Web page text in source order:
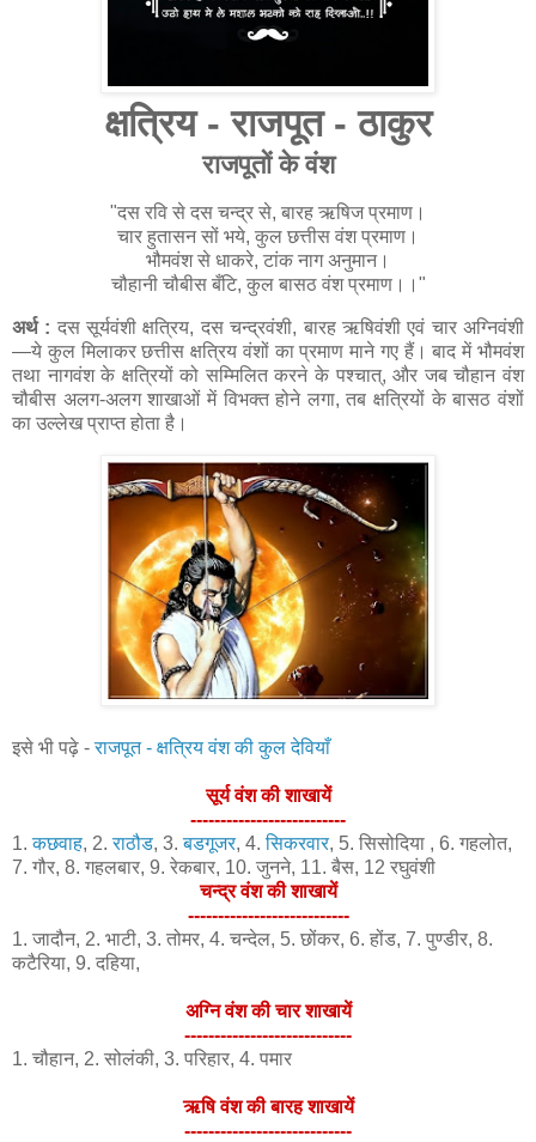
क्षत्रिय - राजपूत - ठाकुर
राजपूतों के वंश
"दस रवि से दस चन्द्र से, बारह ऋषिज प्रमाण।
चार हुतासन सों भये, कुल छत्तीस वंश प्रमाण।
भौमवंश से धाकरे, टांक नाग अनुमान।
चौहानी चौबीस बँटि, कुल बासठ वंश प्रमाण।।"
अर्थ : दस सूर्यवंशी क्षत्रिय, दस चन्द्रवंशी, बारह ऋषिवंशी एवं चार अग्निवंशी
—ये कुल मिलाकर छत्तीस क्षत्रिय वंशों का प्रमाण माने गए हैं। बाद में भौमवंश
तथा नागवंश के क्षत्रियों को सम्मिलित करने के पश्चात्, और जब चौहान वंश
चौबीस अलग-अलग शाखाओं में विभक्त होने लगा, तब क्षत्रियों के बासठ वंशों
का उल्लेख प्राप्त होता है।
इसे भी पढ़े -राजपूत - क्षत्रिय वंश की कुल देवियाँ
सूर्य वंश की शाखायें
--------------------------
1.कछवाह, 2.राठौड, 3.बडगूजर, 4.सिकरवार, 5. सिसोदिया , 6. गहलोत,
7. गौर, 8. गहलबार, 9. रेकबार, 10. जुनने, 11. बैस, 12 रघुवंशी
चन्द्र वंश की शाखायें
---------------------------
1. जादौन, 2. भाटी, 3. तोमर, 4. चन्देल, 5. छोंकर, 6. होंड, 7. पुण्डीर, 8.
कटैरिया, 9. दहिया,
अग्नि वंश की चार शाखायें
----------------------------
1. चौहान, 2. सोलंकी, 3. परिहार, 4. पमार
ऋषि वंश की बारह शाखायें
----------------------------